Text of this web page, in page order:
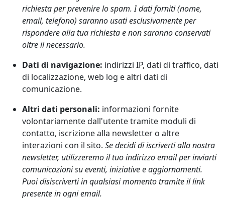
richiesta per prevenire lo spam. I dati forniti (nome,
email, telefono) saranno usati esclusivamente per
rispondere alla tua richiesta e non saranno conservati
oltre il necessario.
Dati di navigazione: indirizzi IP, dati di traffico, dati
di localizzazione, web log e altri dati di
comunicazione.
Altri dati personali: informazioni fornite
volontariamente dall'utente tramite moduli di
contatto, iscrizione alla newsletter o altre
interazioni con il sito. Se decidi di iscriverti alla nostra
newsletter, utilizzeremo il tuo indirizzo email per inviarti
comunicazioni su eventi, iniziative e aggiornamenti.
Puoi disiscriverti in qualsiasi momento tramite il link
presente in ogni email.